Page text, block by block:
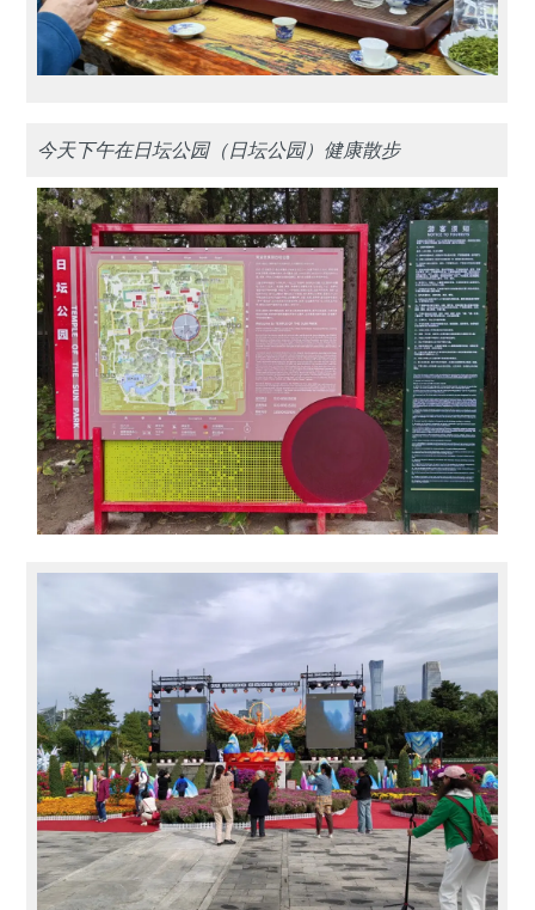
今天下午在日坛公园（日坛公园）健康散步